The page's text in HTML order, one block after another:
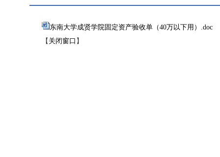
东南大学成贤学院固定资产验收单（40万以下用）.doc
【 关闭窗口 】